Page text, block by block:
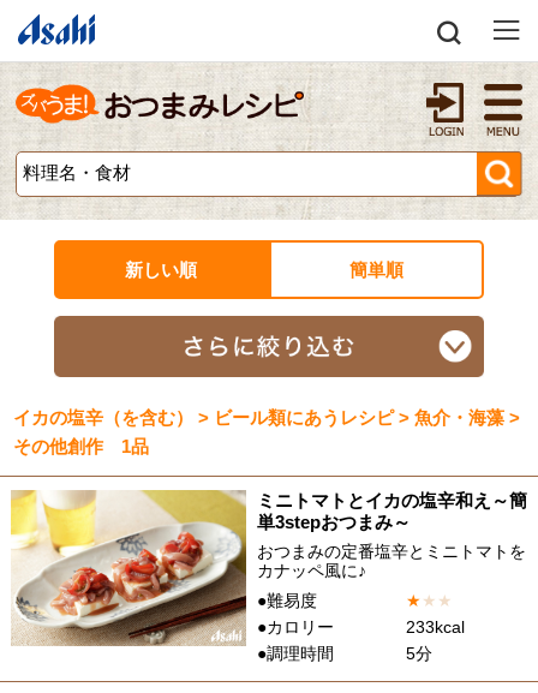
新しい順 簡単順
イカの塩辛（を含む） > ビール類にあうレシピ > 魚介・海藻 >
その他創作 1品
ミニトマトとイカの塩辛和え～簡
単3stepおつまみ～
おつまみの定番塩辛とミニトマトを
カナッペ風に♪
●難易度
★★ ★
●カロリー
233kcal
●調理時間
5分